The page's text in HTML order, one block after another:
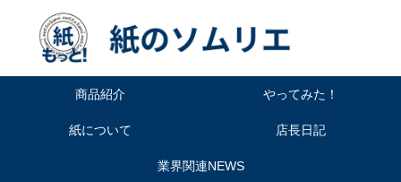
商品紹介 やってみた！
紙について 店長日記
業界関連NEWS